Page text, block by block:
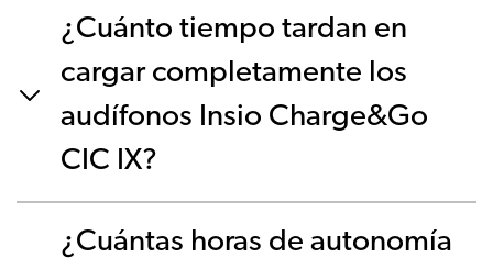
¿Cuánto tiempo tardan en
cargar completamente los
audífonos Insio Charge&Go
CIC IX?
¿Cuántas horas de autonomía